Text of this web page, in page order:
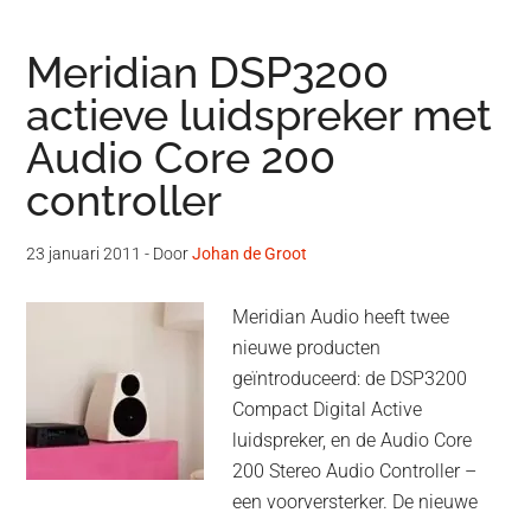
Meridian DSP3200
actieve luidspreker met
Audio Core 200
controller
23 januari 2011 - DoorJohan de Groot
Meridian Audio heeft twee
nieuwe producten
geïntroduceerd: de DSP3200
Compact Digital Active
luidspreker, en de Audio Core
200 Stereo Audio Controller –
een voorversterker. De nieuwe